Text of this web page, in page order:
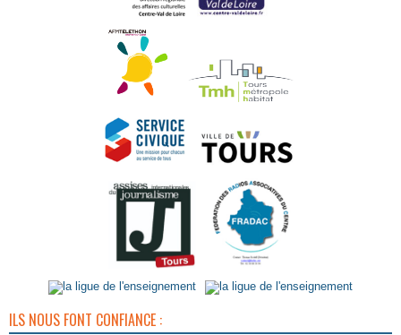
ILS NOUS FONT CONFIANCE :